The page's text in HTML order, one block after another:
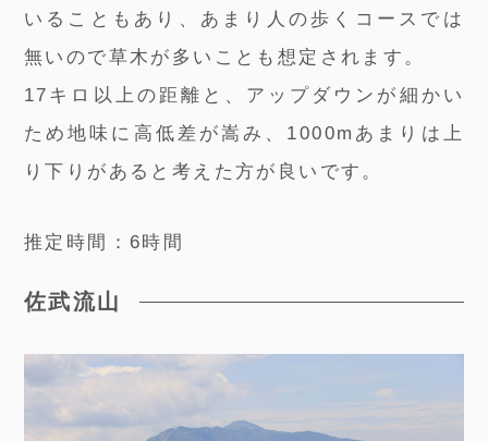
いることもあり、あまり人の歩くコースでは
無いので草木が多いことも想定されます。
17キロ以上の距離と、アップダウンが細かい
ため地味に高低差が嵩み、1000mあまりは上
り下りがあると考えた方が良いです。
推定時間：6時間
佐武流山